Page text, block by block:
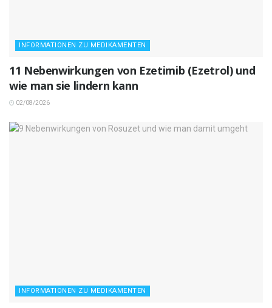
INFORMATIONEN ZU MEDIKAMENTEN
11 Nebenwirkungen von Ezetimib (Ezetrol) und
wie man sie lindern kann
02/08/2026
INFORMATIONEN ZU MEDIKAMENTEN